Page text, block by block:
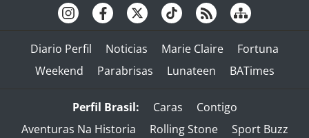
Diario Perfil Noticias Marie Claire
Fortuna
Weekend
Parabrisas Lunateen BATimes
Perfil Brasil: Caras
Contigo
Aventuras Na Historia
Rolling Stone
Sport Buzz